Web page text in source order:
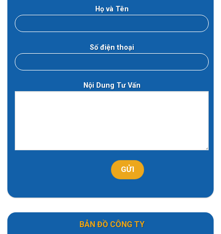
Họ và Tên
Số điện thoại
Nội Dung Tư Vấn
BẢN ĐỒ CÔNG TY